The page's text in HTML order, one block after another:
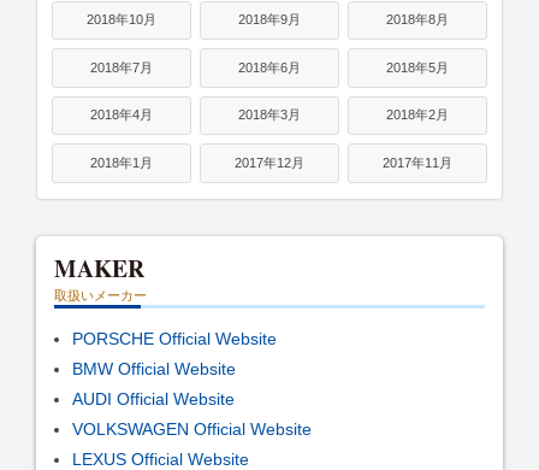
2018年10月 2018年9月 2018年8月
2018年7月 2018年6月 2018年5月
2018年4月 2018年3月 2018年2月
2018年1月 2017年12月 2017年11月
MAKER
取扱いメーカー
PORSCHE Official Website
BMW Official Website
AUDI Official Website
VOLKSWAGEN Official Website
LEXUS Official Website